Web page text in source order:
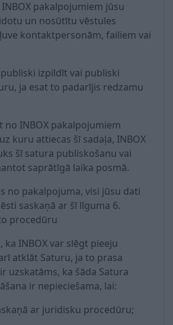
pakalpojumiem jūsu
un nosūtītu vēstules
kontaktpersonām, failiem vai
izpildīt vai publiski
ja esat to padarījis redzamu
no INBOX pakalpojumiem
kuru attiecas šī sadaļa, INBOX
šī satura publiskošanu vai
saprātīgā laika posmā.
no pakalpojuma, visi jūsu dati
saskaņā ar šī līguma 6.
procedūru
ka INBOX var slēgt pieeju
atklāt Saturu, ja to prasa
uzskatāms, ka šāda Satura
ir nepieciešama, lai:
ar juridisku procedūru;